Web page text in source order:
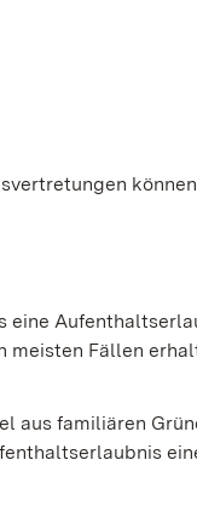
eine
meisten Fällen
aus familiären